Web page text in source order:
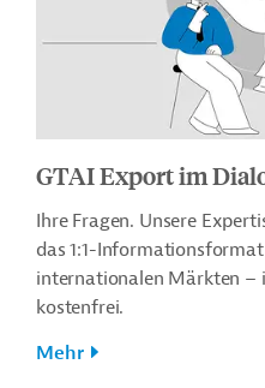
GTAI Export im
Ihre Fragen. Unsere
das 1:1-
internationalen Märkten –
kostenfrei.
Mehr